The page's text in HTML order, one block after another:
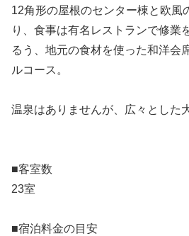
12角形の屋根のセンター棟と欧風
り、食事は有名レストランで修業
るう、地元の食材を使った和洋会
ルコース。
温泉はありませんが、広々とした
■客室数
23室
■宿泊料金の目安